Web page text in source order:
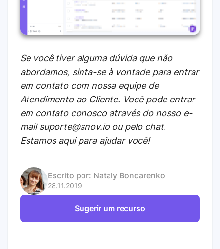
Se você tiver alguma dúvida que não
abordamos, sinta-se à vontade para entrar
em contato com nossa equipe de
Atendimento ao Cliente. Você pode entrar
em contato conosco através do nosso e-
mail suporte@snov.io ou pelo chat.
Estamos aqui para ajudar você!
Escrito por: Nataly Bondarenko
28.11.2019
Sugerir um recurso